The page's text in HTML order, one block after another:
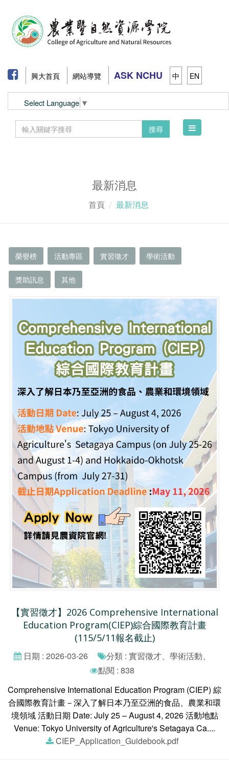
興大首頁 網站導覽 ASK NCHU 中 EN
Select Language ▼
搜尋
Toggle
最新消息
首頁 最新消息
榮譽榜 活動專區 實習徵才 學術活動
獎助訊息 其他
【實習徵才】2026 Comprehensive International
Education Program(CIEP)綜合國際教育計畫
(115/5/11報名截止)
日期 : 2026-03-26
分類 : 實習徵才、學術活動、
點閱 : 838
Comprehensive International Education Program (CIEP) 綜
合國際教育計畫－深入了解日本乃至亞洲的食品、農業和環
境領域 活動日期 Date: July 25 – August 4, 2026 活動地點
Venue: Tokyo University of Agriculture's Setagaya Ca....
CIEP_Application_Guidebook.pdf